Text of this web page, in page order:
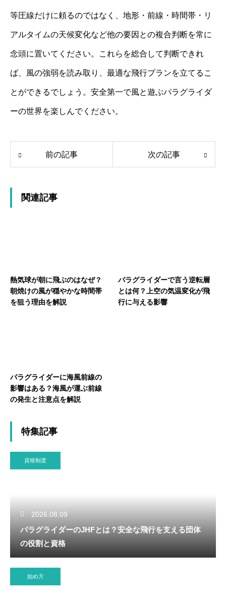
等圧線だけに頼るのではなく、地形・前線・時間帯・リ
アルタイムの天候変化など他の要因との複合判断を常に
念頭に置いてください。これらを総合して判断できれ
ば、風の強弱を読み取り、最適な飛行プランを立てるこ
とができるでしょう。安全第一で風と遊ぶパラグライダ
ーの世界を楽しんでください。
前の記事 次の記事
関連記事
熱気球が朝に飛ぶのはなぜ？
朝焼けの風が穏やかな時間帯
を狙う理由を解説
パラグライダーで言う逆転層
とは何？上空の気温変化が飛
行に与える影響
パラグライダーに海風前線の
影響はある？海風が運ぶ前線
の発生と注意点を解説
特集記事
資格制度
2026.08.09
パラグライダーのJHFとは？安全な飛行を支える団体
の役割と資格
始め方